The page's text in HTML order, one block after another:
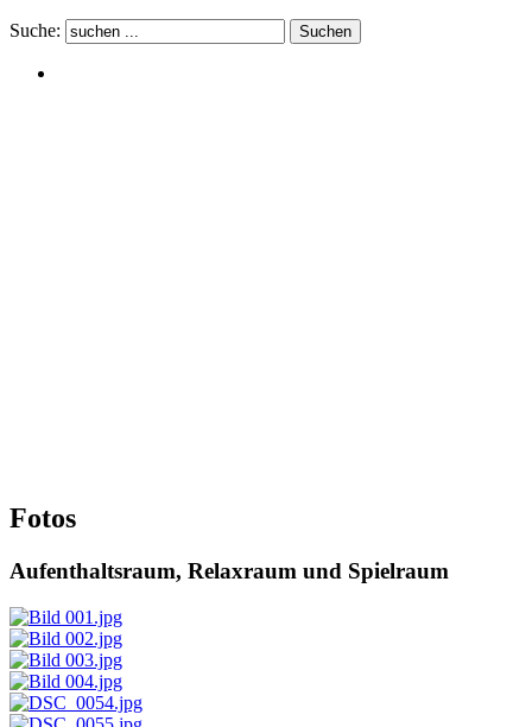
Suche:
Fotos
Aufenthaltsraum, Relaxraum und Spielraum